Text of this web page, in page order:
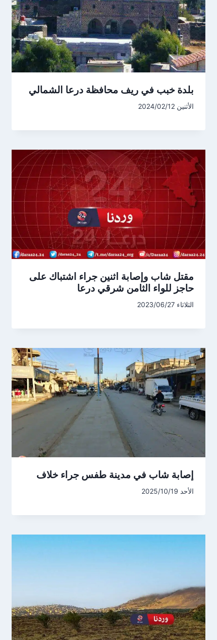
بلدة خبب في ريف محافظة درعا الشمالي
الأثنين 2024/02/12
مقتل شاب وإصابة اثنين جراء اشتباك على
حاجز للواء الثامن شرقي درعا
الثلاثاء 2023/06/27
إصابة شاب في مدينة طفس جراء خلاف
الأحد 2025/10/19